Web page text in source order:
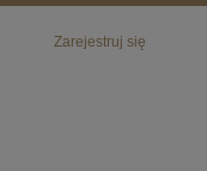
Zarejestruj się